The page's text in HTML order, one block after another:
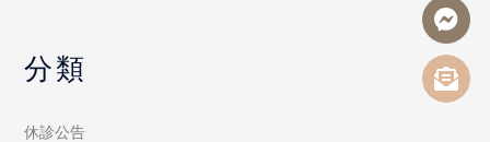
分類
休診公告